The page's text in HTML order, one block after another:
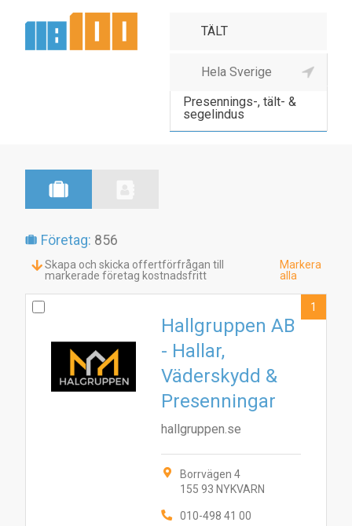
Bilprovningsanstalt
Presennings-, tält- &
segelindus
Företag: 856
Skapa och skicka offertförfrågan till
markerade företag kostnadsfritt
Markera
alla
Hallgruppen AB
- Hallar,
Väderskydd &
Presenningar
hallgruppen.se
Borrvägen 4
155 93 NYKVARN
010-498 41 00
1